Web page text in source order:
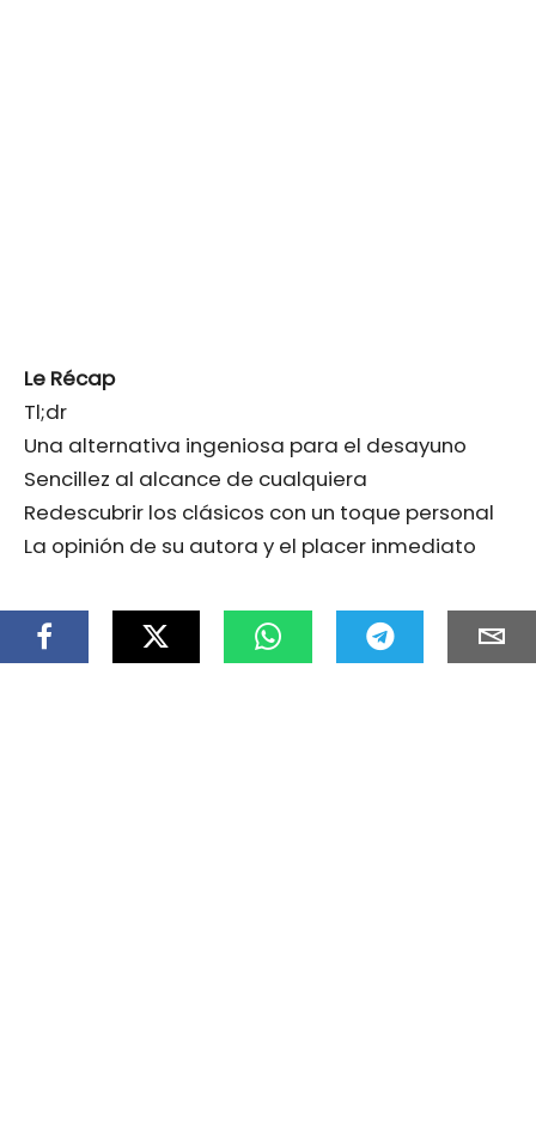
Le Récap
Tl;dr
Una alternativa ingeniosa para el desayuno
Sencillez al alcance de cualquiera
Redescubrir los clásicos con un toque personal
La opinión de su autora y el placer inmediato